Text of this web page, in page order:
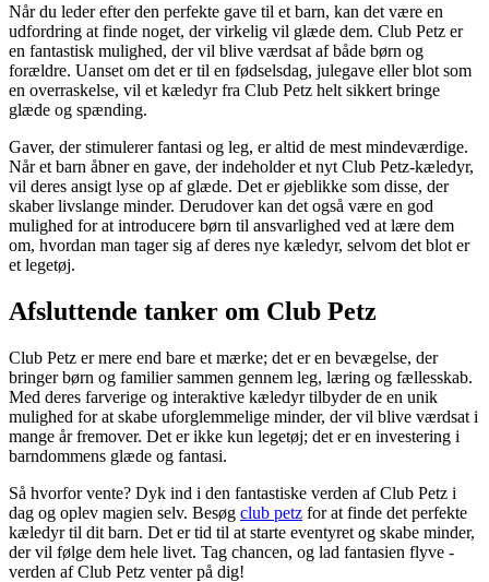
Når du leder efter den perfekte gave til et barn, kan det være en
udfordring at finde noget, der virkelig vil glæde dem. Club Petz er
en fantastisk mulighed, der vil blive værdsat af både børn og
forældre. Uanset om det er til en fødselsdag, julegave eller blot som
en overraskelse, vil et kæledyr fra Club Petz helt sikkert bringe
glæde og spænding.
Gaver, der stimulerer fantasi og leg, er altid de mest mindeværdige.
Når et barn åbner en gave, der indeholder et nyt Club Petz-kæledyr,
vil deres ansigt lyse op af glæde. Det er øjeblikke som disse, der
skaber livslange minder. Derudover kan det også være en god
mulighed for at introducere børn til ansvarlighed ved at lære dem
om, hvordan man tager sig af deres nye kæledyr, selvom det blot er
et legetøj.
Afsluttende tanker om Club Petz
Club Petz er mere end bare et mærke; det er en bevægelse, der
bringer børn og familier sammen gennem leg, læring og fællesskab.
Med deres farverige og interaktive kæledyr tilbyder de en unik
mulighed for at skabe uforglemmelige minder, der vil blive værdsat i
mange år fremover. Det er ikke kun legetøj; det er en investering i
barndommens glæde og fantasi.
Så hvorfor vente? Dyk ind i den fantastiske verden af Club Petz i
dag og oplev magien selv. Besøg club petz for at finde det perfekte
kæledyr til dit barn. Det er tid til at starte eventyret og skabe minder,
der vil følge dem hele livet. Tag chancen, og lad fantasien flyve -
verden af Club Petz venter på dig!